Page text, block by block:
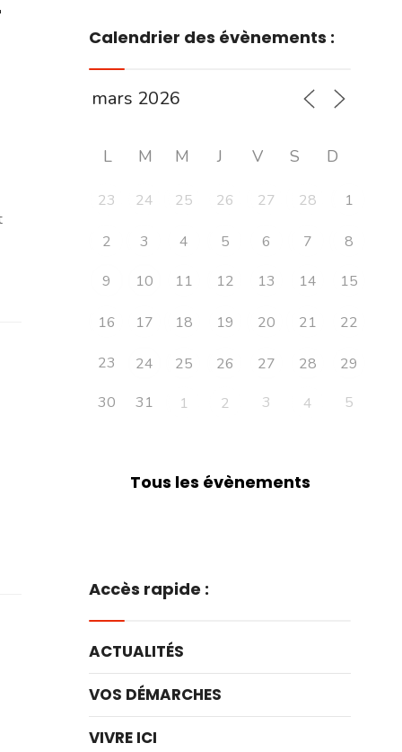
Calendrier des évènements :
L M M J V S D
23 24 25 26 27 28 1
2 3 4 5 6 7
8
9
10 11 12 13 14 15
16 17 18 19 20 21 22
23 24 25 26 27 28
29
30
31 1 2 3 4 5
Tous les évènements
Accès rapide :
ACTUALITÉS
VOS DÉMARCHES
VIVRE ICI